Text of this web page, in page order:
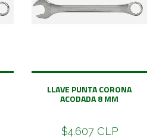
LLAVE PUNTA CORONA
ACODADA 8 MM
$4.607 CLP